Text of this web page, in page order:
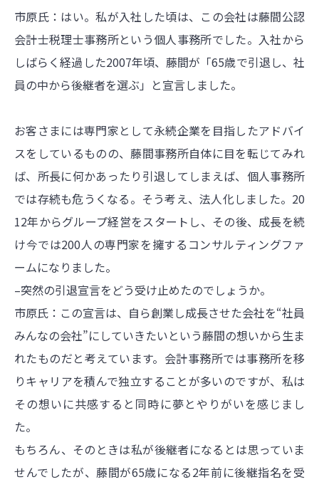
市原氏：はい。私が入社した頃は、この会社は藤間公認
会計士税理士事務所という個人事務所でした。入社から
しばらく経過した2007年頃、藤間が「65歳で引退し、社
員の中から後継者を選ぶ」と宣言しました。
お客さまには専門家として永続企業を目指したアドバイ
スをしているものの、藤間事務所自体に目を転じてみれ
ば、所長に何かあったり引退してしまえば、個人事務所
では存続も危うくなる。そう考え、法人化しました。20
12年からグループ経営をスタートし、その後、成長を続
け今では200人の専門家を擁するコンサルティングファ
ームになりました。
–突然の引退宣言をどう受け止めたのでしょうか。
市原氏：この宣言は、自ら創業し成長させた会社を“社員
みんなの会社”にしていきたいという藤間の想いから生ま
れたものだと考えています。会計事務所では事務所を移
りキャリアを積んで独立することが多いのですが、私は
その想いに共感すると同時に夢とやりがいを感じまし
た。
もちろん、そのときは私が後継者になるとは思っていま
せんでしたが、藤間が65歳になる2年前に後継指名を受